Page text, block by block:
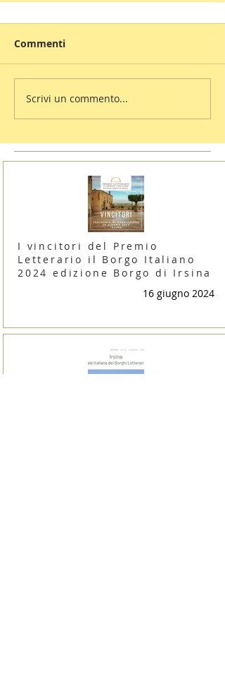
Commenti
Scrivi un commento...
I vincitori del Premio
Letterario il Borgo Italiano
2024 edizione Borgo di Irsina
16 giugno 2024